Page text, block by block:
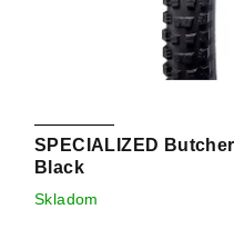
SPECIALIZED
Black
Skladom